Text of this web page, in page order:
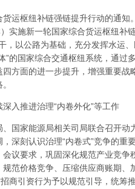
枢纽补链强链提升行动的通知
实施新一轮国家综合货运枢纽补
，以公路为基础，充分发挥水运
的国家综合交通枢纽系统，通过
方面的进一步提升，增强重要战
入推进治理“内卷外化”等工作
家能源局相关司局联合召开动
深刻认识治理“内卷式”竞争的重
议要求，巩固深化规范产业竞争
范价格竞争、压缩供应商账期、
商引资行为予以规范引导，统筹